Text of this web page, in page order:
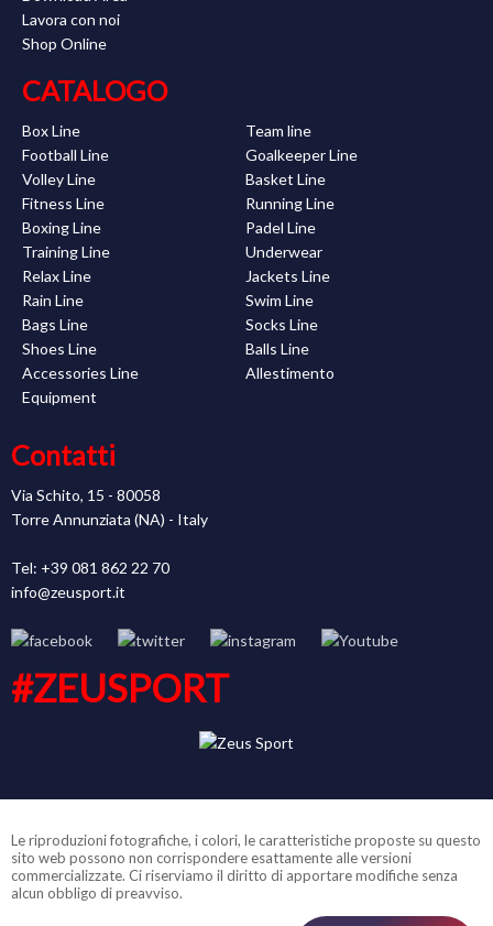
Lavora con noi
Shop Online
CATALOGO
Box Line
Team line
Football Line
Goalkeeper Line
Volley Line
Basket Line
Fitness Line
Running Line
Boxing Line
Padel Line
Training Line
Underwear
Relax Line
Jackets Line
Rain Line
Swim Line
Bags Line
Socks Line
Shoes Line
Balls Line
Accessories Line
Allestimento
Equipment
Contatti
Via Schito, 15 - 80058
Torre Annunziata (NA) - Italy
Tel: +39 081 862 22 70
info@zeusport.it
#ZEUSPORT
Le riproduzioni fotografiche, i colori, le caratteristiche proposte su questo
sito web possono non corrispondere esattamente alle versioni
commercializzate. Ci riserviamo il diritto di apportare modifiche senza
alcun obbligo di preavviso.